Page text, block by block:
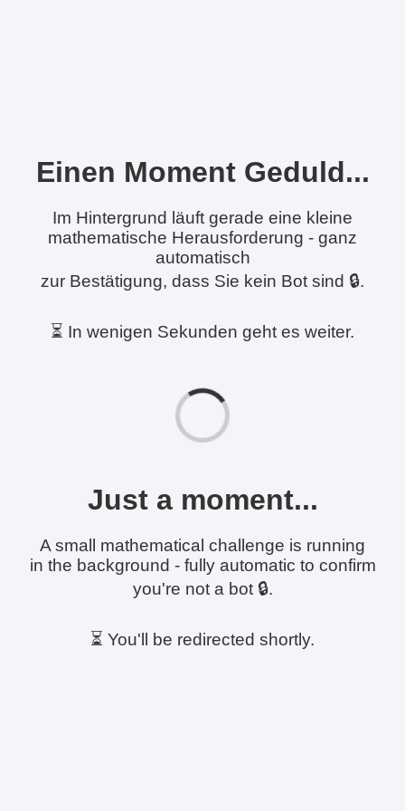
Einen Moment Geduld...
Im Hintergrund läuft gerade eine kleine
mathematische Herausforderung - ganz
automatisch
zur Bestätigung, dass Sie kein Bot sind 🔒.
⏳ In wenigen Sekunden geht es weiter.
Just a moment...
A small mathematical challenge is running
in the background - fully automatic to confirm
you're not a bot 🔒.
⏳ You'll be redirected shortly.